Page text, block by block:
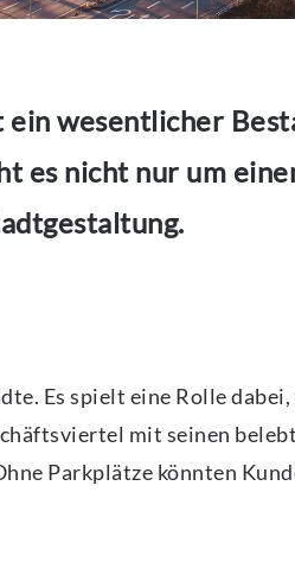
wesentlicher
es nicht nur um
Es spielt eine Rolle dabei,
mit seinen
Parkplätze könnten